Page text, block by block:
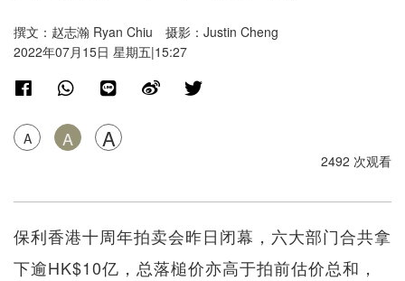
撰文：赵志瀚 Ryan Chiu 摄影：Justin Cheng
2022年07月15日 星期五|15:27
A A A
2492 次观看
保利香港十周年拍卖会昨日闭幕，六大部门合共拿
下逾HK$10亿，总落槌价亦高于拍前估价总和，